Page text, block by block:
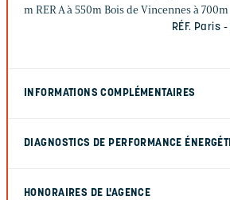
m RER A à 550m Bois de Vincennes à 700m
RÉF. Paris
INFORMATIONS COMPLÉMENTAIRES
DIAGNOSTICS DE PERFORMANCE
HONORAIRES DE L'AGENCE